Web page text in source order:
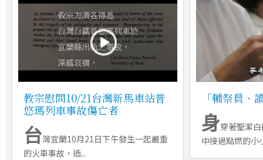
教宗慰問10/21台灣新馬車站普
悠瑪列車事故傷亡者
台灣宜蘭10月21日下午發生一起嚴重
的火車事故，造...
「輔祭員、
身穿著聖潔
中接過點燃的小